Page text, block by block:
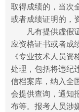
取得成绩的，当次
或者成绩证明的，
凡有提供虚假
应资格证书或者成
《专业技术人员
处理，包括将违纪
信档案库，纳入全
会提供查询，通知
布等。报考人员涉